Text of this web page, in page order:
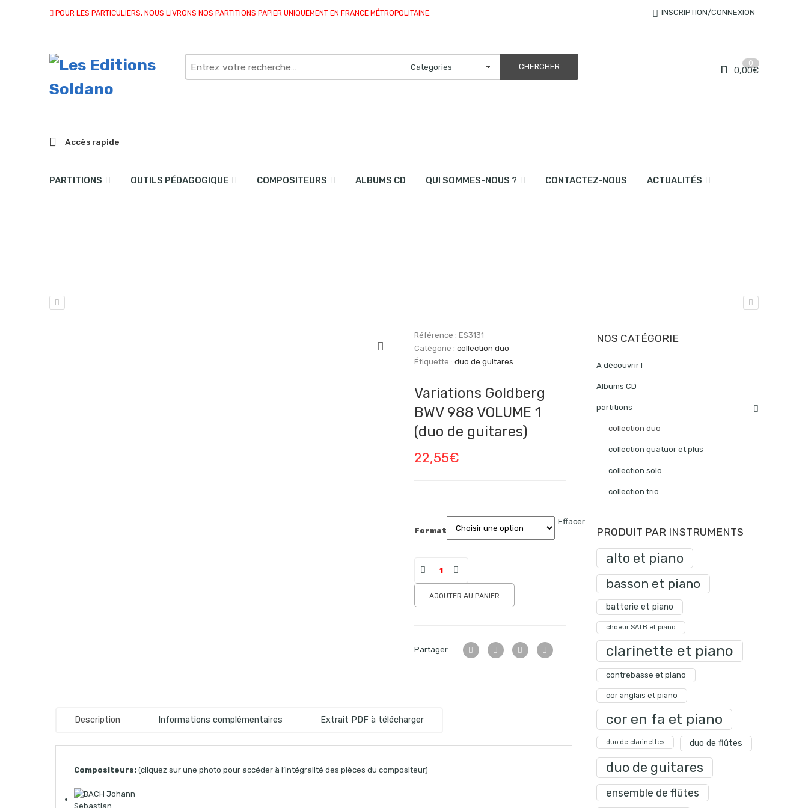
POUR LES PARTICULIERS, NOUS LIVRONS NOS PARTITIONS PAPIER UNIQUEMENT EN FRANCE MÉTROPOLITAINE. INSCRIPTION/CONNEXION
Search
here
0
0,00€
Accès rapide
PARTITIONS OUTILS PÉDAGOGIQUE COMPOSITEURS ALBUMS CD QUI SOMMES-NOUS ? CONTACTEZ-NOUS ACTUALITÉS
Référence : ES3131
Catégorie : collection duo
Étiquette : duo de guitares
Variations Goldberg
BWV 988 VOLUME 1
(duo de guitares)
22,55€
Format
Effacer
AJOUTER AU PANIER
Partager
Description Informations complémentaires Extrait PDF à télécharger
Compositeurs: (cliquez sur une photo pour accéder à l’intégralité des pièces du compositeur)
NOS CATÉGORIE
A découvrir !
Albums CD
partitions
collection duo
collection quatuor et plus
collection solo
collection trio
PRODUIT PAR INSTRUMENTS
alto et piano
basson et piano
batterie et piano
choeur SATB et piano
clarinette et piano
contrebasse et piano
cor anglais et piano
cor en fa et piano
duo de clarinettes duo de flûtes
duo de guitares
ensemble de flûtes